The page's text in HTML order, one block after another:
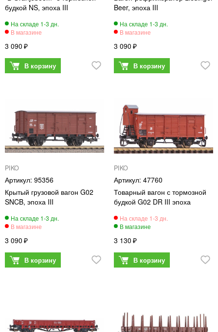
будкой NS, эпоха III
3 090
Beer, эпоха III
3 090
PIKO
95356
Крытый грузовой вагон G02
SNCB, эпоха III
3 090
PIKO
47760
Товарный вагон с тормозной
будкой G02 DR III эпоха
3 130